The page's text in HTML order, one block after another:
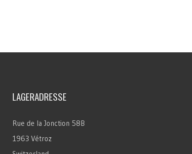
LAGERADRESSE
Rue de la Jonction 58B
1963 Vétroz